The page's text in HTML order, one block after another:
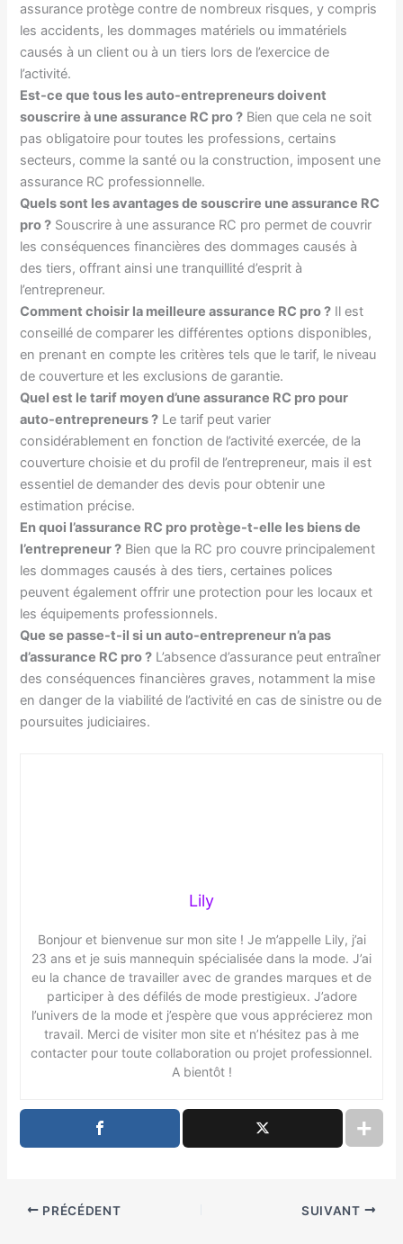
assurance protège contre de nombreux risques, y compris
les accidents, les dommages matériels ou immatériels
causés à un client ou à un tiers lors de l’exercice de
l’activité.
Est-ce que tous les auto-entrepreneurs doivent
souscrire à une assurance RC pro ? Bien que cela ne soit
pas obligatoire pour toutes les professions, certains
secteurs, comme la santé ou la construction, imposent une
assurance RC professionnelle.
Quels sont les avantages de souscrire une assurance RC
pro ? Souscrire à une assurance RC pro permet de couvrir
les conséquences financières des dommages causés à
des tiers, offrant ainsi une tranquillité d’esprit à
l’entrepreneur.
Comment choisir la meilleure assurance RC pro ? Il est
conseillé de comparer les différentes options disponibles,
en prenant en compte les critères tels que le tarif, le niveau
de couverture et les exclusions de garantie.
Quel est le tarif moyen d’une assurance RC pro pour
auto-entrepreneurs ? Le tarif peut varier
considérablement en fonction de l’activité exercée, de la
couverture choisie et du profil de l’entrepreneur, mais il est
essentiel de demander des devis pour obtenir une
estimation précise.
En quoi l’assurance RC pro protège-t-elle les biens de
l’entrepreneur ? Bien que la RC pro couvre principalement
les dommages causés à des tiers, certaines polices
peuvent également offrir une protection pour les locaux et
les équipements professionnels.
Que se passe-t-il si un auto-entrepreneur n’a pas
d’assurance RC pro ? L’absence d’assurance peut entraîner
des conséquences financières graves, notamment la mise
en danger de la viabilité de l’activité en cas de sinistre ou de
poursuites judiciaires.
Lily
Bonjour et bienvenue sur mon site ! Je m’appelle Lily, j’ai
23 ans et je suis mannequin spécialisée dans la mode. J’ai
eu la chance de travailler avec de grandes marques et de
participer à des défilés de mode prestigieux. J’adore
l’univers de la mode et j’espère que vous apprécierez mon
travail. Merci de visiter mon site et n’hésitez pas à me
contacter pour toute collaboration ou projet professionnel.
A bientôt !
PRÉCÉDENT SUIVANT